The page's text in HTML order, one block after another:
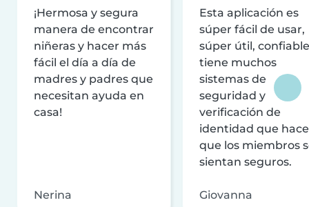
¡Hermosa y segura
manera de encontrar
niñeras y hacer más
fácil el día a día de
madres y padres que
necesitan ayuda en
casa!
Nerina
Esta aplicación es
súper fácil de usar,
súper útil,
tiene muchos
sistemas de
seguridad y
verificación de
identidad que
que los miembros
sientan seguros.
Giovanna